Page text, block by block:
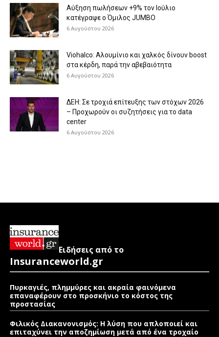
Aύξηση πωλήσεων +9% τον Ιούλιο
κατέγραψε ο Όμιλος JUMBO
6 Αυγούστου 2026
Viohalco: Aλουμίνιο και χαλκός δίνουν boost
στα κέρδη, παρά την αβεβαιότητα
6 Αυγούστου 2026
ΔΕΗ: Σε τροχιά επίτευξης των στόχων 2026
– Προχωρούν οι συζητήσεις για το data
center
6 Αυγούστου 2026
Ειδήσεις από το
Insuranceworld.gr
Πυρκαγιές, πλημμύρες και ακραία φαινόμενα
επαναφέρουν στο προσκήνιο το κόστος της
προστασίας
Φιλικός Διακανονισμός: Η λύση που απλοποιεί και
επιταχύνει την αποζημίωση μετά από ένα τροχαίο